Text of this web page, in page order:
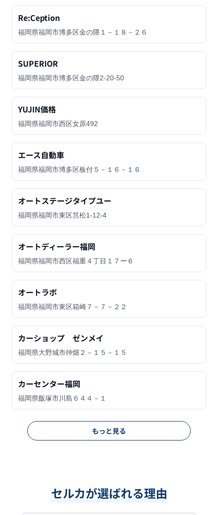
Re:Ception
福岡県福岡市博多区金の隈１－１８－２６
SUPERIOR
福岡県福岡市博多区金の隈2-20-50
YUJIN価格
福岡県福岡市西区女原492
エース自動車
福岡県福岡市博多区板付５－１６－１６
オートステージタイプユー
福岡県福岡市東区筥松1-12-4
オートディーラー福岡
福岡県福岡市西区福重４丁目１７ー６
オートラボ
福岡県福岡市東区箱崎７－７－２２
カーショップ ゼンメイ
福岡県大野城市仲畑２－１５－１５
カーセンター福岡
福岡県飯塚市川島６４４－１
もっと見る
セルカが選ばれる理由